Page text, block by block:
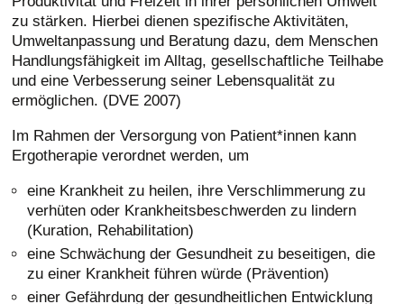
Für Versicherte in einer privaten
Krankenversicherung
Privatversicherte Patient*innen schließen, auf
Grundlage einer ärztlichen Verordnung, direkt mit uns
einen Behandlungsvertrag ab und übernehmen die dort
aufgeführten Kosten für die Behandlung selbst. Es ist
Krankenversicherung zu klären in welcher Höhe sie die
Kosten für die Behandlung trägt und ob dies dann
jeweils finanzierbar ist.
Frequenz und Anzahl der
zu stärken. Hierbei dienen spezifische Aktivitäten,
Umweltanpassung und Beratung dazu, dem Menschen
Handlungsfähigkeit im Alltag, gesellschaftliche Teilhabe
und eine Verbesserung seiner Lebensqualität zu
ermöglichen. (DVE 2007)
Im Rahmen der Versorgung von Patient*innen kann
Ergotherapie verordnet werden, um
eine Krankheit zu heilen, ihre Verschlimmerung zu
verhüten oder Krankheitsbeschwerden zu lindern
(Kuration, Rehabilitation)
eine Schwächung der Gesundheit zu beseitigen, die
zu einer Krankheit führen würde (Prävention)
einer Gefährdung der gesundheitlichen Entwicklung
KONTAKT
ANFAHRT
IMPRESSUM
DATENSCHUTZ